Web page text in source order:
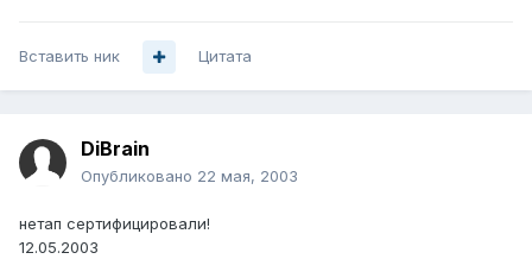
Вставить ник Цитата
DiBrain
Опубликовано 22 мая, 2003
нетап сертифицировали!
12.05.2003